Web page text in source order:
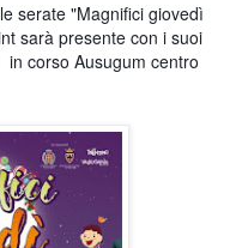
serate "Magnifici giovedì
sarà presente con i suoi
corso Ausugum centro